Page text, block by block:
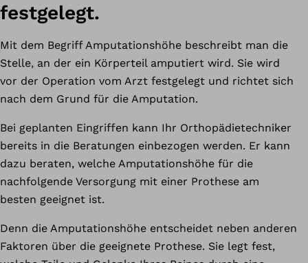
festgelegt.
Mit dem Begriff Amputationshöhe beschreibt man die
Stelle, an der ein Körperteil amputiert wird. Sie wird
vor der Operation vom Arzt festgelegt und richtet sich
nach dem Grund für die Amputation.
Bei geplanten Eingriffen kann Ihr Orthopädietechniker
bereits in die Beratungen einbezogen werden. Er kann
dazu beraten, welche Amputationshöhe für die
nachfolgende Versorgung mit einer Prothese am
besten geeignet ist.
Denn die Amputationshöhe entscheidet neben anderen
Faktoren über die geeignete Prothese. Sie legt fest,